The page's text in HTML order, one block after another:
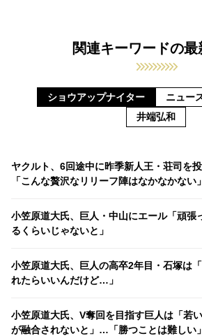
関連キーワードの最
ショウアップナイター ニュー
井端弘和
ヤクルト、6回途中に昨季新人王・荘司を
「こんな贅沢なリリーフ陣はなかなかない」
小笠原道大氏、巨人・中山にエール「頑張
るくらいじゃないと」
小笠原道大氏、巨人の高卒2年目・石塚は
れたらいいんだけど…」
小笠原道大氏、V奪回を目指す巨人は「若
が融合されないと」…「勝つことは難しい」